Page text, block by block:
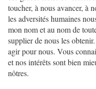
toucher, à nous avancer, à
les adversités humaines
mon nom et au nom de
supplier de nous les
agir pour nous. Vous
et nos intérêts sont bien
nôtres.